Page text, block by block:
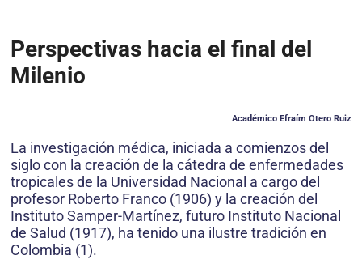
Perspectivas hacia el final del
Milenio
Académico Efraím Otero Ruiz
La investigación médica, iniciada a comienzos del
siglo con la creación de la cátedra de enfermedades
tropicales de la Universidad Nacional a cargo del
profesor Roberto Franco (1906) y la creación del
Instituto Samper-Martínez, futuro Instituto Nacional
de Salud (1917), ha tenido una ilustre tradición en
Colombia (1).